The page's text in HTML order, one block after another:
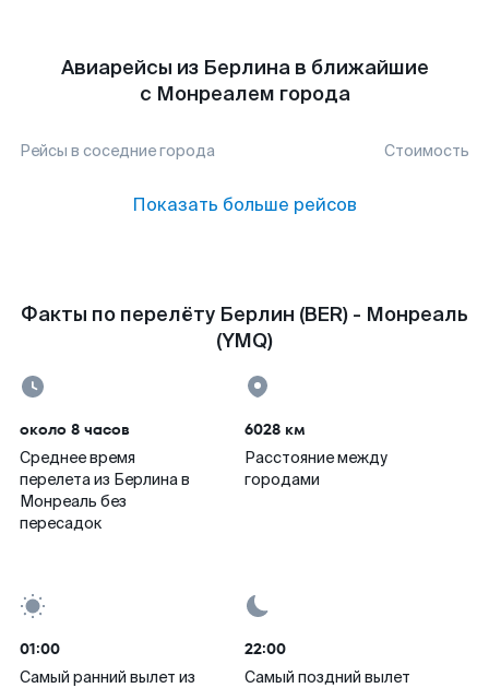
Авиарейсы из Берлина в ближайшие
с Монреалем города
Рейсы в соседние города Стоимость
Показать больше рейсов
Факты по перелёту Берлин (BER) - Монреаль
(YMQ)
около 8 часов
Среднее время
перелета из Берлина в
Монреаль без
пересадок
6028 км
Расстояние между
городами
01:00
Самый ранний вылет из
22:00
Самый поздний вылет